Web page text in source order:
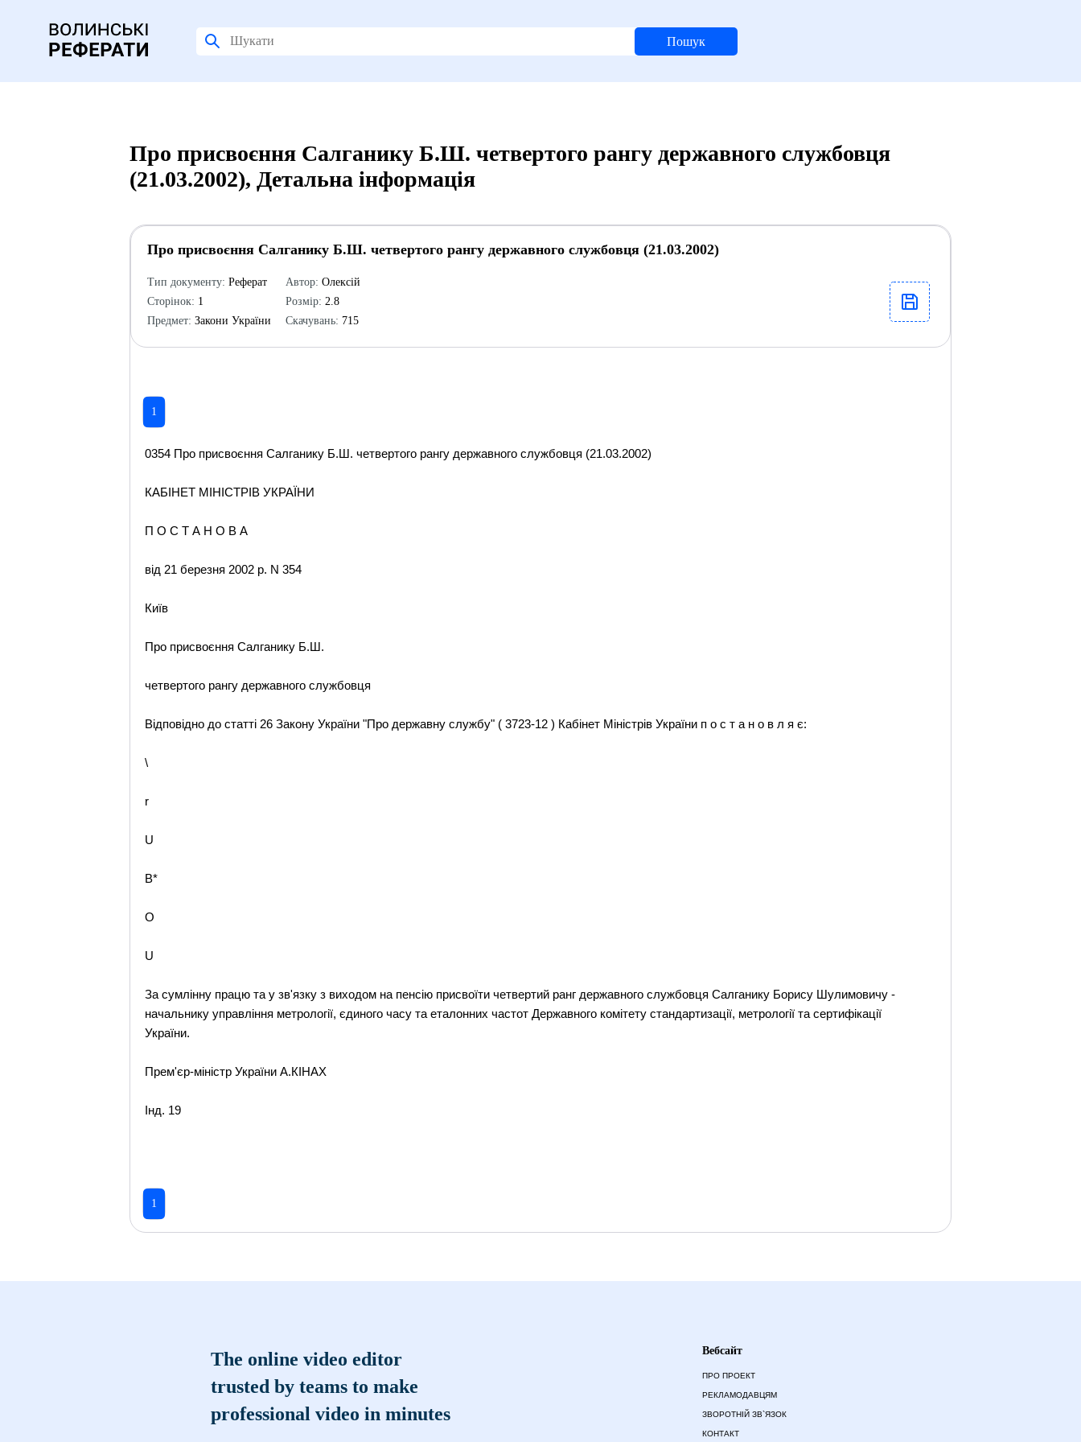
Пошук
Про присвоєння Салганику Б.Ш. четвертого рангу державного службовця
(21.03.2002), Детальна інформація
Про присвоєння Салганику Б.Ш. четвертого рангу державного службовця (21.03.2002)
Тип документу: Реферат
Сторінок: 1
Предмет: Закони України
Автор: Олексій
Розмір: 2.8
Скачувань: 715
1
0354 Про присвоєння Салганику Б.Ш. четвертого рангу державного службовця (21.03.2002)
КАБІНЕТ МІНІСТРІВ УКРАЇНИ
П О С Т А Н О В А
від 21 березня 2002 р. N 354
Київ
Про присвоєння Салганику Б.Ш.
четвертого рангу державного службовця
Відповідно до статті 26 Закону України "Про державну службу" ( 3723-12 ) Кабінет Міністрів України п о с т а н о в л я є:
\
r
U
B*
O
U
За сумлінну працю та у зв'язку з виходом на пенсію присвоїти четвертий ранг державного службовця Салганику Борису Шулимовичу -
начальнику управління метрології, єдиного часу та еталонних частот Державного комітету стандартизації, метрології та сертифікації
України.
Прем'єр-міністр України А.КІНАХ
Інд. 19
1
The online video editor
trusted by teams to make
professional video in minutes
Вебсайт
ПРО ПРОЕКТ
РЕКЛАМОДАВЦЯМ
ЗВОРОТНІЙ ЗВ`ЯЗОК
КОНТАКТ